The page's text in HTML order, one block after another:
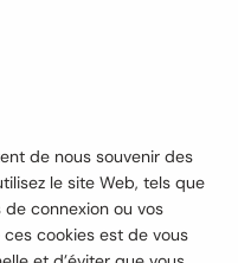
de nous souvenir des
le site Web, tels que
connexion ou vos
cookies est de vous